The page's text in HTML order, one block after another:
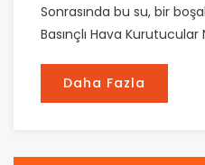
Sonrasında bu su, bir
Basınçlı Hava Kurutucular
Daha Fazla